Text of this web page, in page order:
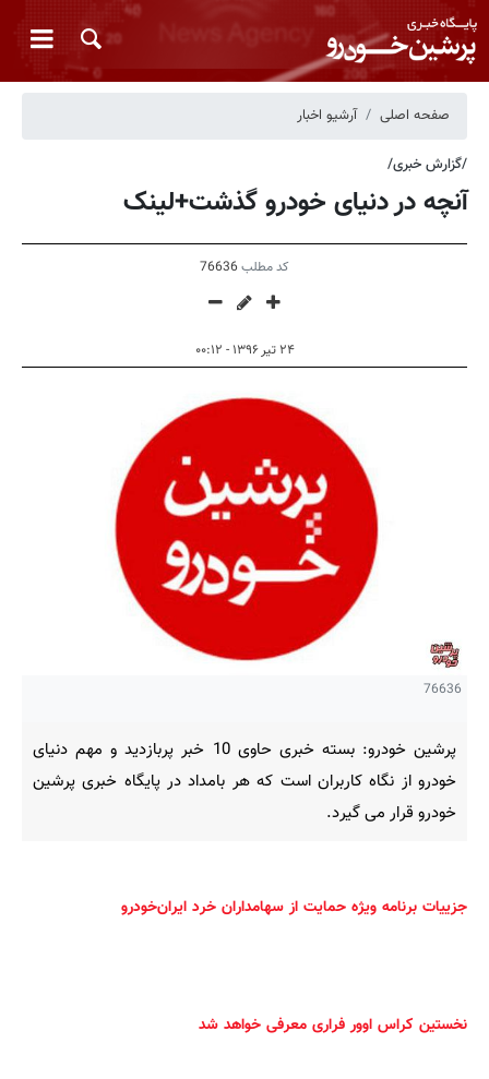
صفحه اصلی آرشیو اخبار
/گزارش خبری/
آنچه در دنیای خودرو گذشت+لینک
کد مطلب 76636
۲۴ تیر ۱۳۹۶ - ۰۰:۱۲
76636
پرشین خودرو: بسته خبری حاوی 10 خبر پربازدید و مهم دنیای
خودرو از نگاه کاربران است که هر بامداد در پایگاه خبری پرشین
خودرو قرار می گیرد.
جزییات برنامه ویژه حمایت از سهامداران خرد ایران‌خودرو
نخستین کراس اوور فراری معرفی خواهد شد